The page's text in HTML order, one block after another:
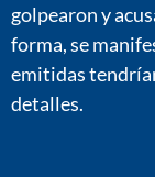
golpearon y
forma, se
emitidas
detalles.